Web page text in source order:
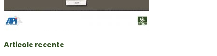
Articole recente